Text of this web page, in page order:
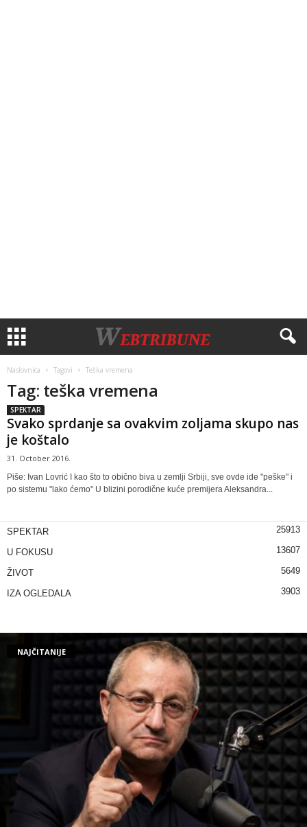
Naslovnica Tagovi Teška vremena
Tag: teška vremena
SPEKTAR
Svako sprdanje sa ovakvim zoljama skupo nas
je koštalo
31. October 2016.
Piše: Ivan Lovrić I kao što to obično biva u zemlji Srbiji, sve ovde ide "peške" i
po sistemu "lako ćemo" U blizini porodične kuće premijera Aleksandra...
SPEKTAR 25913
U FOKUSU 13607
ŽIVOT 5649
IZA OGLEDALA 3903
NAJČITANIJE